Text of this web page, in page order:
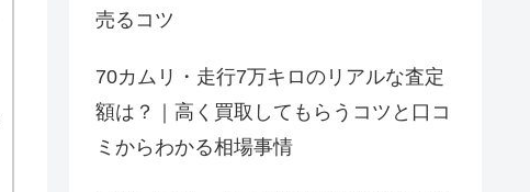
売るコツ
70カムリ・走行7万キロのリアルな査定
額は？｜高く買取してもらうコツと口コ
ミからわかる相場事情